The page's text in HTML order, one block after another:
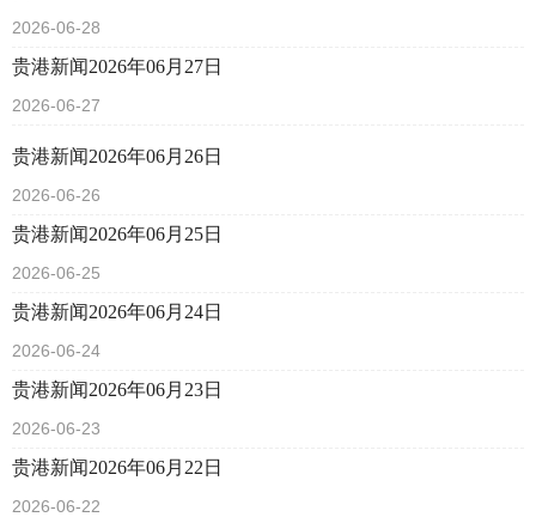
2026-06-28
贵港新闻2026年06月27日
2026-06-27
贵港新闻2026年06月26日
2026-06-26
贵港新闻2026年06月25日
2026-06-25
贵港新闻2026年06月24日
2026-06-24
贵港新闻2026年06月23日
2026-06-23
贵港新闻2026年06月22日
2026-06-22